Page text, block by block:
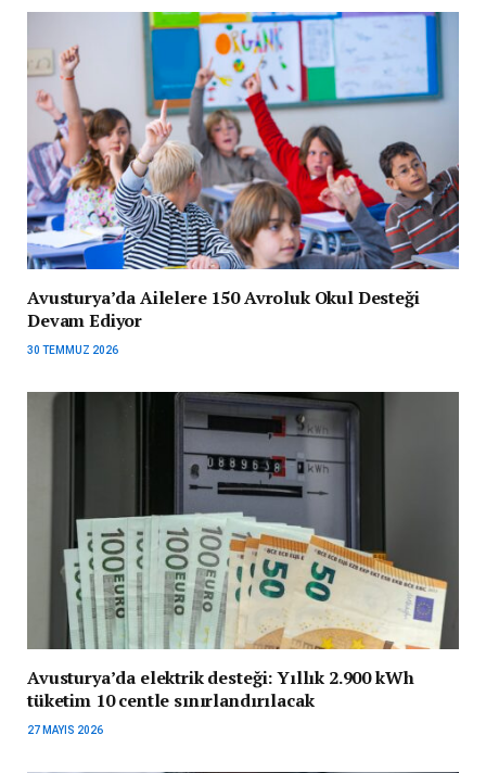
Avusturya’da Ailelere 150 Avroluk Okul Desteği
Devam Ediyor
30 TEMMUZ 2026
Avusturya’da elektrik desteği: Yıllık 2.900 kWh
tüketim 10 centle sınırlandırılacak
27 MAYIS 2026